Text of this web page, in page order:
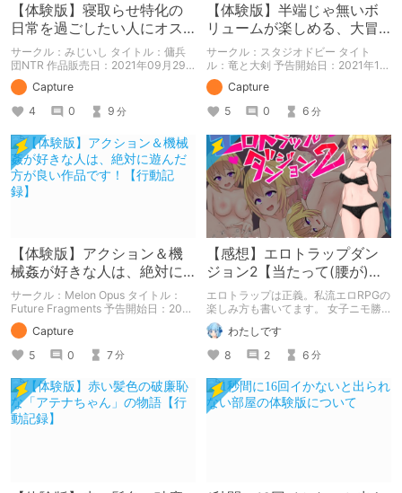
【体験版】寝取らせ特化の
日常を過ごしたい人にオス
スメ！【行動記録】
サークル：みじいし タイトル：傭兵
団NTR 作品販売日：2021年09月29
日 発売済みの作品の体験版の内容を
中心に紹介しているまとめ記事です。
体験版の「ネタバレ」を含んだ内容を
まとめているので、苦手な方は注意し
て下さい。
Capture
4
0 9 分
【体験版】半端じゃ無いボ
リュームが楽しめる、大冒
険ファンタジー！【行動記
録】
サークル：スタジオドビー タイト
ル：竜と大剣 予告開始日：2021年12
月11日 作品販売日：- 予告作品の体験
版の内容を中心に紹介しているまとめ
記事です。 体験版の「ネタバレ」を
含んだ内容をまとめているので、苦手
な方は注意して下さい。
Capture
5
0 6 分
【体験版】アクション＆機
械姦が好きな人は、絶対に
遊んだ方が良い作品です！
【行動記録】
サークル：Melon Opus タイトル：
Future Fragments 予告開始日：2021
年08月13日 作品販売日：- 予告作品
の体験版の内容を中心に紹介している
まとめ記事です。 体験版の「ネタバ
レ」を含んだ内容をまとめているの
で、苦手な方は注意して下さい。
Capture
5
0 7分
【感想】エロトラップダン
ジョン2【当たって(腰が)砕
けろ(意味深)なRPG】
エロトラップは正義。私流エロRPGの
楽しみ方も書いてます。 女子ニモ勝
テズさんのエロトラップダンジョン2
の感想記事です。 他にも感想記事を
書いてますので良かったらどうぞで
す！
わたしです
8
2 6 分